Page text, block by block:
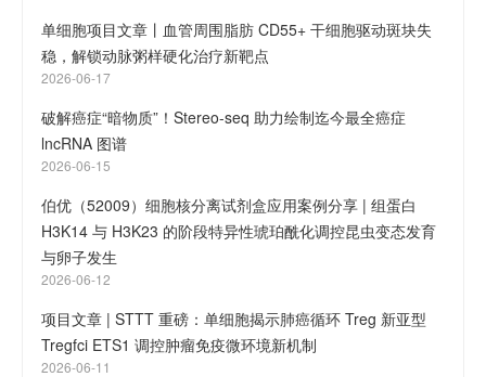
单细胞项目文章丨血管周围脂肪 CD55+ 干细胞驱动斑块失
稳，解锁动脉粥样硬化治疗新靶点
2026-06-17
破解癌症“暗物质”！Stereo-seq 助力绘制迄今最全癌症
lncRNA 图谱
2026-06-15
伯优（52009）细胞核分离试剂盒应用案例分享 | 组蛋白
H3K14 与 H3K23 的阶段特异性琥珀酰化调控昆虫变态发育
与卵子发生
2026-06-12
项目文章 | STTT 重磅：单细胞揭示肺癌循环 Treg 新亚型
Tregfci ETS1 调控肿瘤免疫微环境新机制
2026-06-11